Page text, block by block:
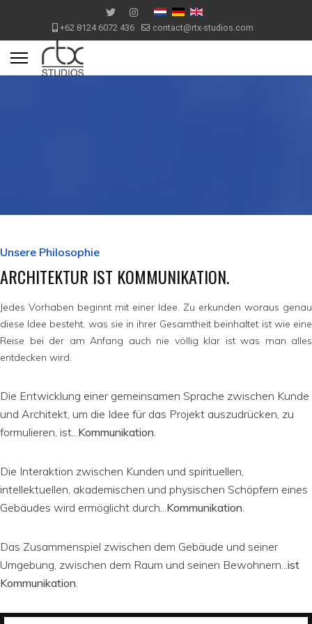
+62 8124 6072 436 contact@rtx-studios.com
Unsere Philosophie
ARCHITEKTUR IST KOMMUNIKATION.
Jedes Vorhaben beginnt mit einer Idee. Zu erkunden woraus genau
diese Idee besteht, was sie in ihrer Gesamtheit beinhaltet ist wie eine
Reise bei der am Anfang auch nie völlig klar ist was man alles
entdecken wird.
Die Entwicklung einer gemeinsamen Sprache zwischen Kunde
und Architekt, um die Idee für das Projekt auszudrücken, zu
formulieren, ist...Kommunikation.
Die Interaktion zwischen Kunden und spirituellen,
intellektuellen, akademischen und physischen Schöpfern eines
Gebäudes wird ermöglicht durch...Kommunikation.
Das Zusammenspiel zwischen dem Gebäude und seiner
Umgebung, zwischen dem Raum und seinen Bewohnern...ist
Kommunikation.